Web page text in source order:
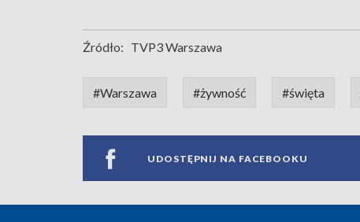
Źródło: TVP3 Warszawa
#Warszawa #żywność #święta
UDOSTĘPNIJ NA FACEBOOKU